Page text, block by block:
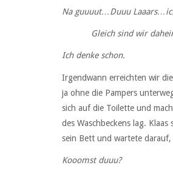
Na guuuut…Duuu
Gleich sind wir daheim,
Ich denke schon.
Irgendwann erreichten wir
ja ohne die Pampers
sich auf die Toilette und
des Waschbeckens lag.
sein Bett und wartete darauf,
Kooomst duuu?